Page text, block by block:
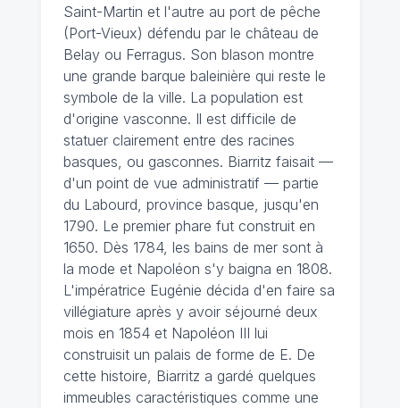
Saint-Martin et l'autre au port de pêche
(Port-Vieux) défendu par le château de
Belay ou Ferragus. Son blason montre
une grande barque baleinière qui reste le
symbole de la ville. La population est
d'origine vasconne. Il est difficile de
statuer clairement entre des racines
basques, ou gasconnes. Biarritz faisait —
d'un point de vue administratif — partie
du Labourd, province basque, jusqu'en
1790. Le premier phare fut construit en
1650. Dès 1784, les bains de mer sont à
la mode et Napoléon s'y baigna en 1808.
L'impératrice Eugénie décida d'en faire sa
villégiature après y avoir séjourné deux
mois en 1854 et Napoléon III lui
construisit un palais de forme de E. De
cette histoire, Biarritz a gardé quelques
immeubles caractéristiques comme une